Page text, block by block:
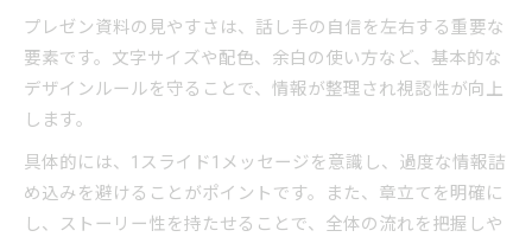
プレゼン資料の見やすさは、話し手の自信を左右する重要な
要素です。文字サイズや配色、余白の使い方など、基本的な
デザインルールを守ることで、情報が整理され視認性が向上
します。
具体的には、1スライド1メッセージを意識し、過度な情報詰
め込みを避けることがポイントです。また、章立てを明確に
し、ストーリー性を持たせることで、全体の流れを把握しや